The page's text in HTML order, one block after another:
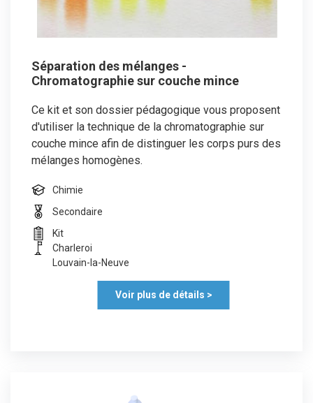
Séparation des mélanges -
Chromatographie sur couche mince
Ce kit et son dossier pédagogique vous proposent
d'utiliser la technique de la chromatographie sur
couche mince afin de distinguer les corps purs des
mélanges homogènes.
Chimie
Secondaire
Kit
Charleroi
Louvain-la-Neuve
Voir plus de détails >